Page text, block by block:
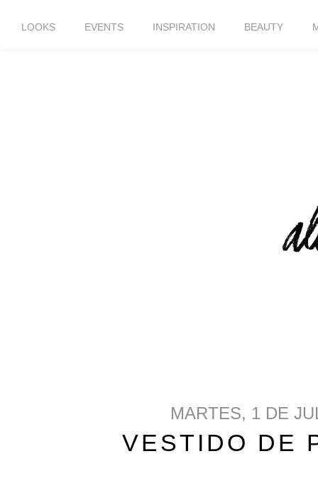
LOOKS EVENTS INSPIRATION BEAUTY
MARTES, 1 DE
VESTIDO DE